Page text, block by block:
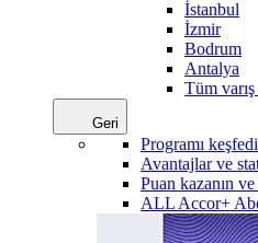
İstanbul
İzmir
Bodrum
Antalya
Tüm
Geri
Programı
Avantajlar ve
Puan kazanın
ALL Accor+